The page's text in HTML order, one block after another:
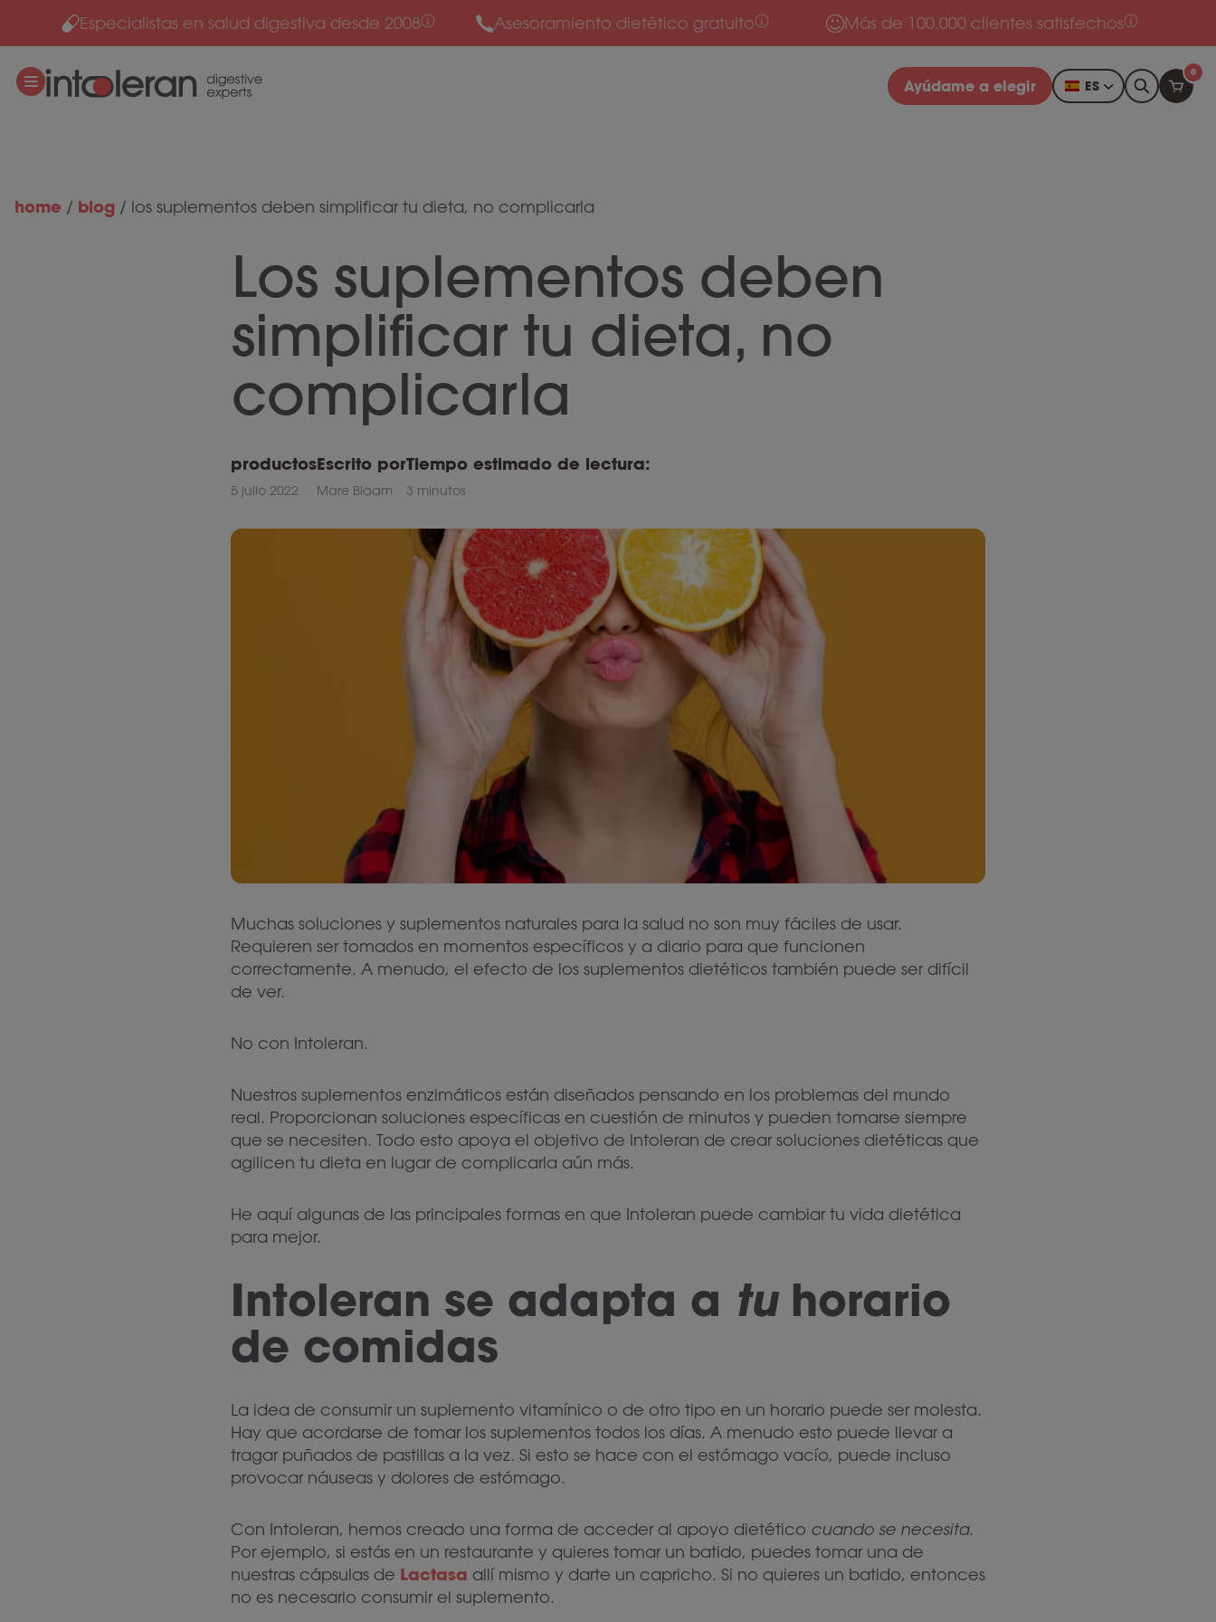
Ir al contenidoEspecialistas en salud digestiva desde 2008 Asesoramiento dietético gratuito Más de 100.000 clientes satisfechos
Ayúdame a elegir ES
0
home / blog / los suplementos deben simplificar tu dieta, no complicarla
Los suplementos deben
simplificar tu dieta, no
complicarla
productos
5 julio 2022
Escrito por
Mare Blaam
Tiempo estimado de lectura:
3 minutos
Muchas soluciones y suplementos naturales para la salud no son muy fáciles de usar.
Requieren ser tomados en momentos específicos y a diario para que funcionen
correctamente. A menudo, el efecto de los suplementos dietéticos también puede ser difícil
de ver.
No con Intoleran.
Nuestros suplementos enzimáticos están diseñados pensando en los problemas del mundo
real. Proporcionan soluciones específicas en cuestión de minutos y pueden tomarse siempre
que se necesiten. Todo esto apoya el objetivo de Intoleran de crear soluciones dietéticas que
agilicen tu dieta en lugar de complicarla aún más.
He aquí algunas de las principales formas en que Intoleran puede cambiar tu vida dietética
para mejor.
Intoleran se adapta a tu horario
de comidas
La idea de consumir un suplemento vitamínico o de otro tipo en un horario puede ser molesta.
Hay que acordarse de tomar los suplementos todos los días. A menudo esto puede llevar a
tragar puñados de pastillas a la vez. Si esto se hace con el estómago vacío, puede incluso
provocar náuseas y dolores de estómago.
Con Intoleran, hemos creado una forma de acceder al apoyo dietético cuando se necesita.
Por ejemplo, si estás en un restaurante y quieres tomar un batido, puedes tomar una de
nuestras cápsulas de Lactasa allí mismo y darte un capricho. Si no quieres un batido, entonces
no es necesario consumir el suplemento.